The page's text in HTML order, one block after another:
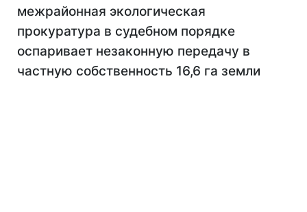
межрайонная экологическая
прокуратура в судебном порядке
оспаривает незаконную передачу в
частную собственность 16,6 га земли